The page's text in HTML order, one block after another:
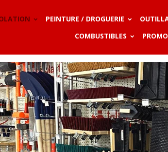
PEINTURE / DROGUERIE
COMBUSTIBLES